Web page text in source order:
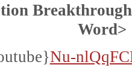
Word>
Nu-